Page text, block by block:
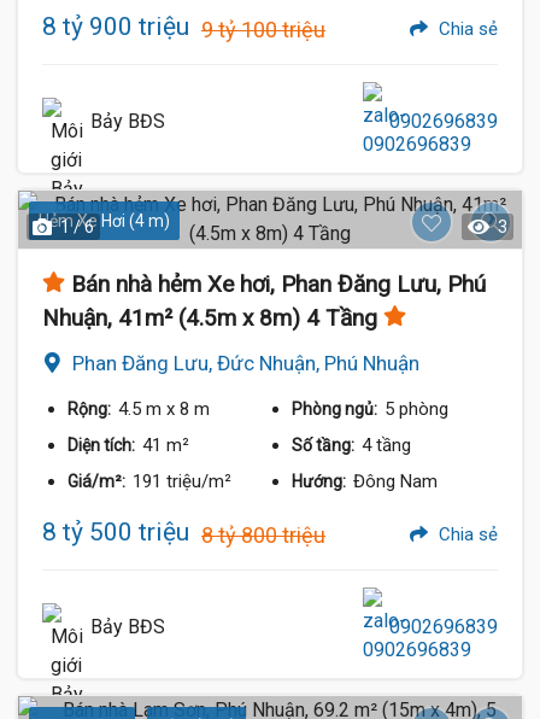
8 tỷ 900 triệu 9 tỷ 100 triệu Chia sẻ
Bảy BĐS 0902696839
Hẻm Xe Hơi (4 m)
1 / 6 3
Bán nhà hẻm Xe hơi, Phan Đăng Lưu, Phú
Nhuận, 41m² (4.5m x 8m) 4 Tầng
Phan Đăng Lưu, Đức Nhuận, Phú Nhuận
Rộng: 4.5 m x 8 m Phòng ngủ: 5 phòng
Diện tích: 41 m² Số tầng: 4 tầng
Giá/m²: 191 triệu/m² Hướng: Đông Nam
8 tỷ 500 triệu 8 tỷ 800 triệu Chia sẻ
Bảy BĐS 0902696839